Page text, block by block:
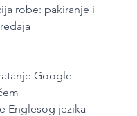
robe: pakiranje i
Google
Englesog jezika